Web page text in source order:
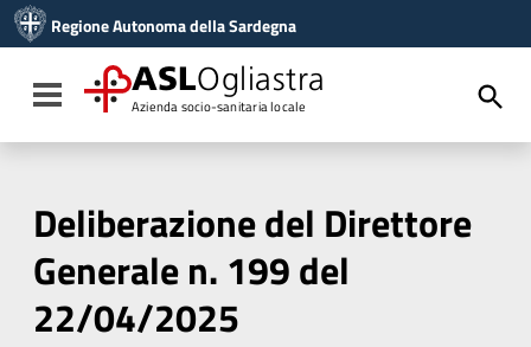
Vai al menu di navigazione
Vai al footer
Regione Autonoma della Sardegna
Toggle navigation
ASLOgliastra
Azienda socio-sanitaria locale
Deliberazione del Direttore
Generale n. 199 del
22/04/2025